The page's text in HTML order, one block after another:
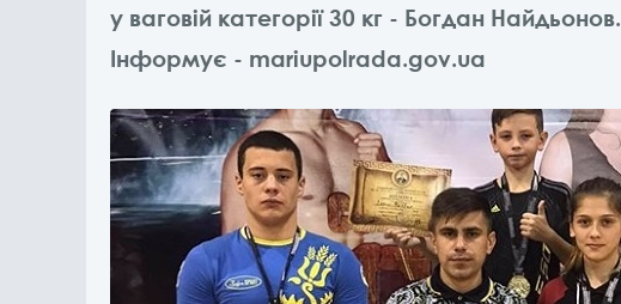
у ваговій категорії 30 кг - Богдан Найдьонов.
Інформує - mariupolrada.gov.ua